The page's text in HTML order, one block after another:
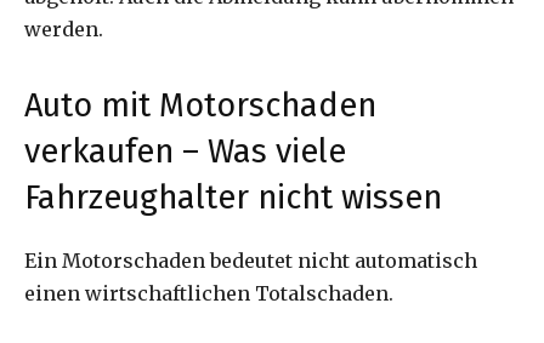
werden.
Auto mit Motorschaden
verkaufen – Was viele
Fahrzeughalter nicht wissen
Ein Motorschaden bedeutet nicht automatisch
einen wirtschaftlichen Totalschaden.